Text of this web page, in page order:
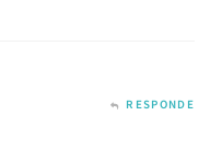
RESPONDE